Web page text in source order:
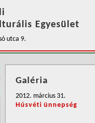
Egyesület
utca 9.
Galéria
2012. március 31.
Húsvéti ünnepség